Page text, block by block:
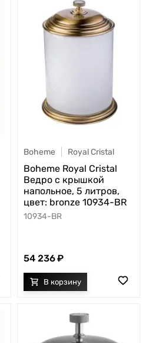
Boheme Royal Cristal
Boheme Royal Cristal
Ведро с крышкой
напольное, 5 литров,
цвет: bronze 10934-BR
10934-BR
54 236